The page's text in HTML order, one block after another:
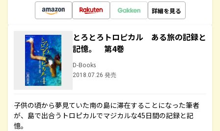
詳細を見る
とろとろトロピカル ある旅の記録と
記憶。 第4巻
D-Books
2018.07.26 発売
子供の頃から夢見ていた南の島に滞在することになった筆者
が、島で出合うトロピカルでマジカルな45日間の記録と記
憶。